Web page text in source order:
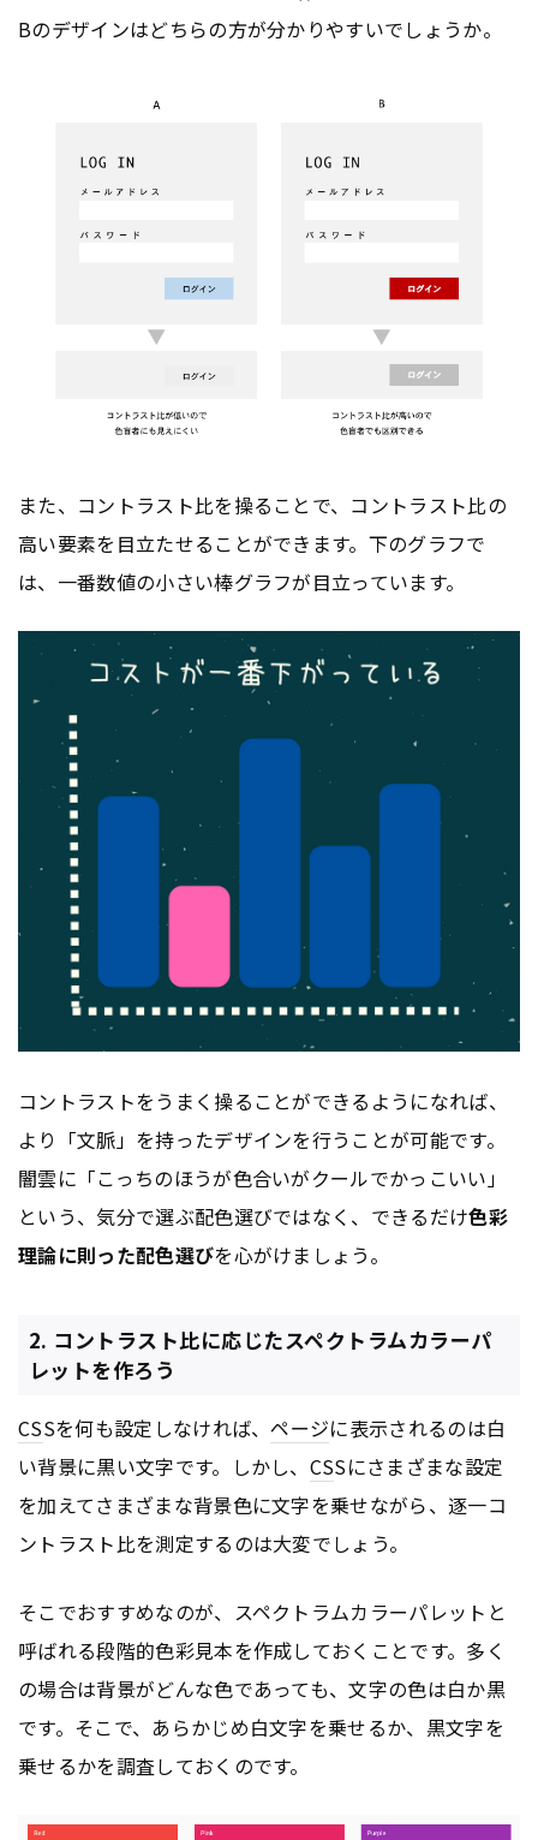
Bのデザインはどちらの方が分かりやすいでしょうか。
また、コントラスト比を操ることで、コントラスト比の
高い要素を目立たせることができます。下のグラフで
は、一番数値の小さい棒グラフが目立っています。
コントラストをうまく操ることができるようになれば、
より「文脈」を持ったデザインを行うことが可能です。
闇雲に「こっちのほうが色合いがクールでかっこいい」
という、気分で選ぶ配色選びではなく、できるだけ色彩
理論に則った配色選びを心がけましょう。
2. コントラスト比に応じたスペクトラムカラーパ
レットを作ろう
CSSを何も設定しなければ、ページに表示されるのは白
い背景に黒い文字です。しかし、 CSSにさまざまな設定
を加えてさまざまな背景色に文字を乗せながら、逐一コ
ントラスト比を測定するのは大変でしょう。
そこでおすすめなのが、スペクトラムカラーパレットと
呼ばれる段階的色彩見本を作成しておくことです。多く
の場合は背景がどんな色であっても、文字の色は白か黒
です。そこで、あらかじめ白文字を乗せるか、黒文字を
乗せるかを調査しておくのです。